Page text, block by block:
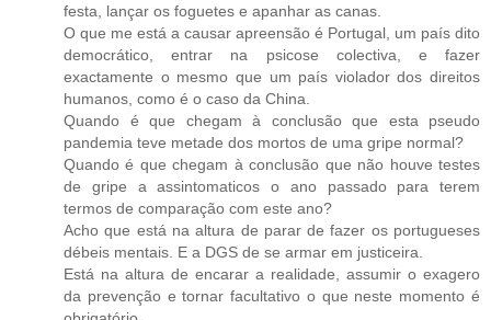
festa, lançar os foguetes e apanhar as canas.
O que me está a causar apreensão é Portugal, um país dito
democrático, entrar na psicose colectiva, e fazer
exactamente o mesmo que um país violador dos direitos
humanos, como é o caso da China.
Quando é que chegam à conclusão que esta pseudo
pandemia teve metade dos mortos de uma gripe normal?
Quando é que chegam à conclusão que não houve testes
de gripe a assintomaticos o ano passado para terem
termos de comparação com este ano?
Acho que está na altura de parar de fazer os portugueses
débeis mentais. E a DGS de se armar em justiceira.
Está na altura de encarar a realidade, assumir o exagero
da prevenção e tornar facultativo o que neste momento é